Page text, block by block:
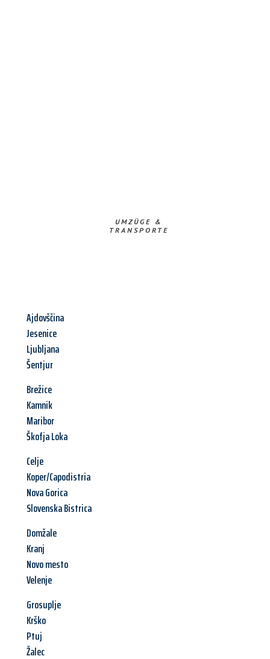
UMZÜGE &
TRANSPORTE
Ajdovščina
Jesenice
Ljubljana
Šentjur
Brežice
Kamnik
Maribor
Škofja Loka
Celje
Koper/Capodistria
Nova Gorica
Slovenska Bistrica
Domžale
Kranj
Novo mesto
Velenje
Grosuplje
Krško
Ptuj
Žalec